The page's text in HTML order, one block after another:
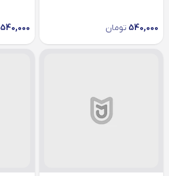
540,000 تومان 540,000